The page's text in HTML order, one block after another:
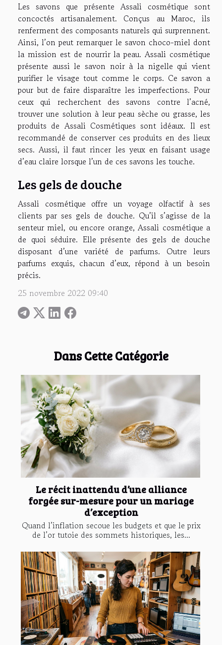
Dans Cette Catégorie
Le récit inattendu d’une alliance
forgée sur-mesure pour un mariage
d’exception
Quand l’inflation secoue les budgets et que le prix
de l’or tutoie des sommets historiques, les...
Les savons que présente Assali cosmétique sont
concoctés artisanalement. Conçus au Maroc, ils
renferment des composants naturels qui surprennent.
Ainsi, l’on peut remarquer le savon choco-miel dont
la mission est de nourrir la peau. Assali cosmétique
présente aussi le savon noir à la nigelle qui vient
purifier le visage tout comme le corps. Ce savon a
pour but de faire disparaître les imperfections. Pour
ceux qui recherchent des savons contre l’acné,
trouver une solution à leur peau sèche ou grasse, les
produits de Assali Cosmétiques sont idéaux. Il est
recommandé de conserver ces produits en des lieux
secs. Aussi, il faut rincer les yeux en faisant usage
d’eau claire lorsque l’un de ces savons les touche.
Les gels de douche
Assali cosmétique offre un voyage olfactif à ses
clients par ses gels de douche. Qu’il s’agisse de la
senteur miel, ou encore orange, Assali cosmétique a
de quoi séduire. Elle présente des gels de douche
disposant d’une variété de parfums. Outre leurs
parfums exquis, chacun d’eux, répond à un besoin
précis.
25 novembre 2022 09:40